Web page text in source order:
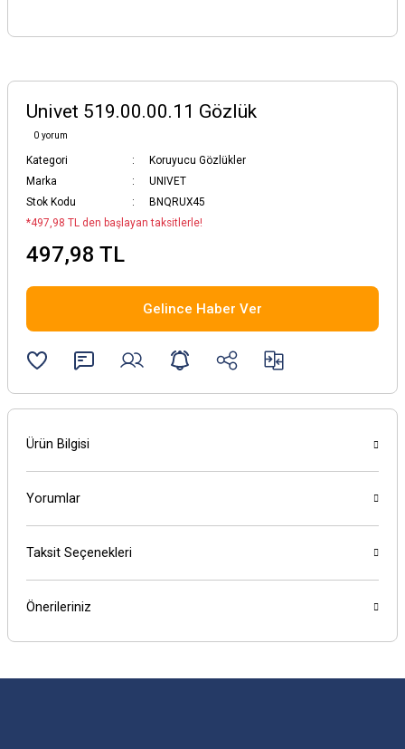
Univet 519.00.00.11 Gözlük
0 yorum
Kategori
Koruyucu Gözlükler
Marka
UNIVET
Stok Kodu
BNQRUX45
*497,98 TL den başlayan taksitlerle!
497,98 TL
Gelince Haber Ver
Ürün Bilgisi
Yorumlar
Taksit Seçenekleri
Önerileriniz